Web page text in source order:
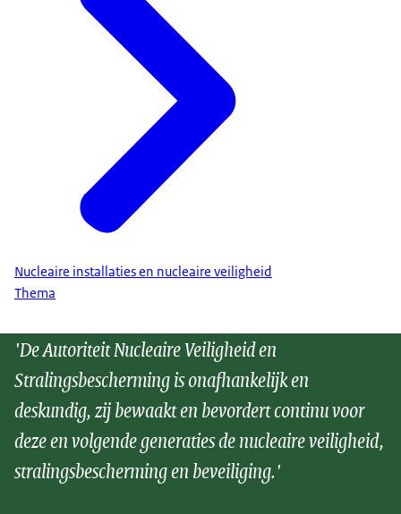
Nucleaire installaties en nucleaire veiligheid
Thema
'De Autoriteit Nucleaire Veiligheid en
Stralingsbescherming is onafhankelijk en
deskundig, zij bewaakt en bevordert continu voor
deze en volgende generaties de nucleaire veiligheid,
stralingsbescherming en beveiliging.'